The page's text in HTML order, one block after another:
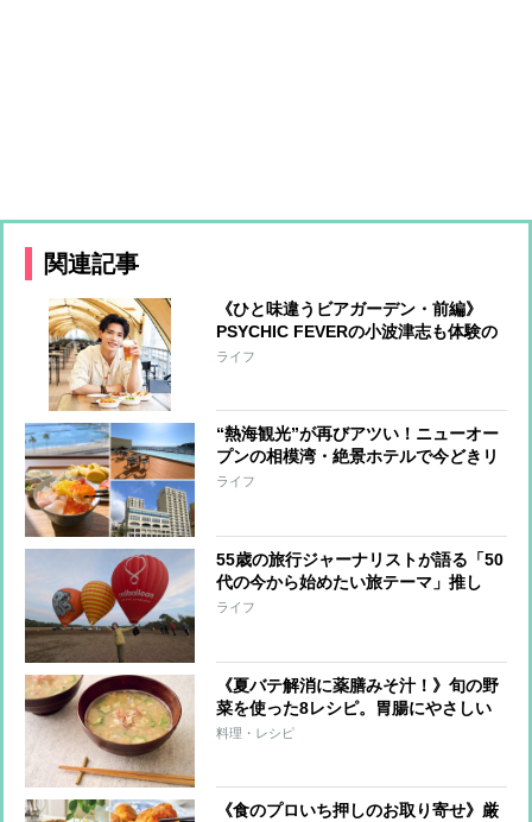
関連記事
《ひと味違うビアガーデン・前編》
PSYCHIC FEVERの小波津志も体験の
お祭り屋台など、エンタメビアガーデ
ライフ
“熱海観光”が再びアツい！ニューオー
プンの相模湾・絶景ホテルで今どきリ
ゾートステイを体験
ライフ
55歳の旅行ジャーナリストが語る「50
代の今から始めたい旅テーマ」推し
活・絶景・新たな挑戦…その理由と
ライフ
《夏バテ解消に薬膳みそ汁！》旬の野
菜を使った8レシピ。胃腸にやさしい
一杯を
料理・レシピ
《食のプロいち押しのお取り寄せ》厳